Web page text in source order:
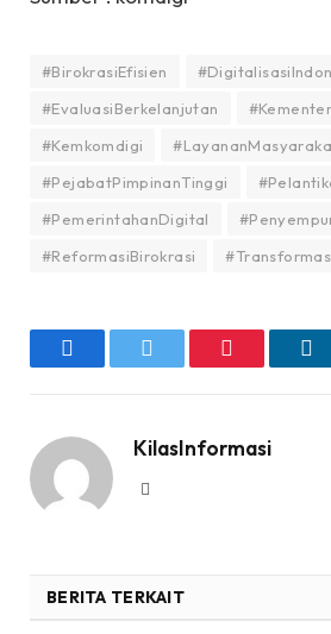
#BirokrasiEfisien
#EvaluasiBerkelanjutan
#Kemkomdigi
#PejabatPimpinanTinggi
#PemerintahanDigital
#ReformasiBirokrasi
FacebookTwitter Pinterest
KilasInformasi
BERITA TERKAIT